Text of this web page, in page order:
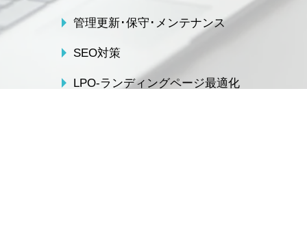
管理更新･保守･メンテナンス
SEO対策
LPO-ランディングページ最適化